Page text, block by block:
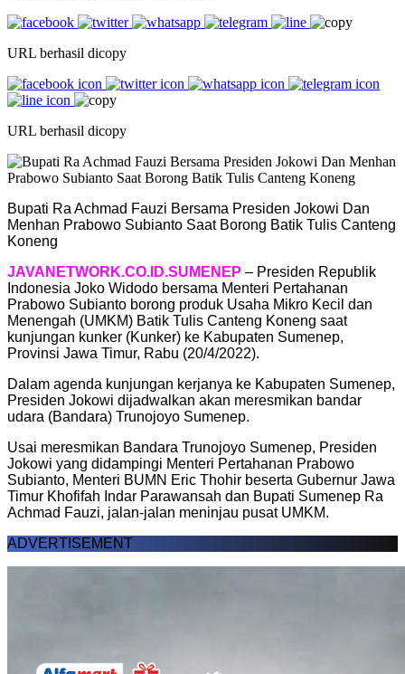
URL berhasil dicopy
URL berhasil dicopy
Bupati Ra Achmad Fauzi Bersama Presiden Jokowi Dan
Menhan Prabowo Subianto Saat Borong Batik Tulis Canteng
Koneng
JAVANETWORK.CO.ID.SUMENEP – Presiden Republik
Indonesia Joko Widodo bersama Menteri Pertahanan
Prabowo Subianto borong produk Usaha Mikro Kecil dan
Menengah (UMKM) Batik Tulis Canteng Koneng saat
kunjungan kunker (Kunker) ke Kabupaten Sumenep,
Provinsi Jawa Timur, Rabu (20/4/2022).
Dalam agenda kunjungan kerjanya ke Kabupaten Sumenep,
Presiden Jokowi dijadwalkan akan meresmikan bandar
udara (Bandara) Trunojoyo Sumenep.
Usai meresmikan Bandara Trunojoyo Sumenep, Presiden
Jokowi yang didampingi Menteri Pertahanan Prabowo
Subianto, Menteri BUMN Eric Thohir beserta Gubernur Jawa
Timur Khofifah Indar Parawansah dan Bupati Sumenep Ra
Achmad Fauzi, jalan-jalan meninjau pusat UMKM.
ADVERTISEMENT